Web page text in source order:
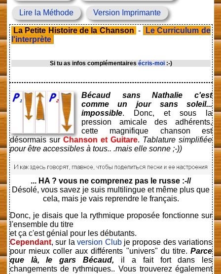
Lire la Méthode Version Imprimante
La Petite Histoire de la Chanson -
Le Curriculum de
l'interprète
Si tu as infos complémentaires écris-moi:-)
Bécaud sans Nathalie c'est
comme un jour sans soleil...
impossible. Donc, et sous la
pression amicale des adhérents,
cette magnifique chanson est
désormais surChanson et Guitare. Tablature simplifiée
pour être accessibles à tous.. .mais elle sonne ;-))
... HA ? vous ne comprenez pas le russe :-//
Désolé, vous savez je suis multilingue et même plus que
cela, mais je vais reprendre le français.
Donc, je disais que la rythmique proposée fonctionne sur
l'ensemble du titre
et ça c'est génial pour les débutants.
Cependant, sur laversion Clubje propose des variations
pour mieux coller aux différents "univers" du titre.Parce
que là, le gars Bécaud, il a fait fort dans les
changements de rythmiques.. Vous trouverez également